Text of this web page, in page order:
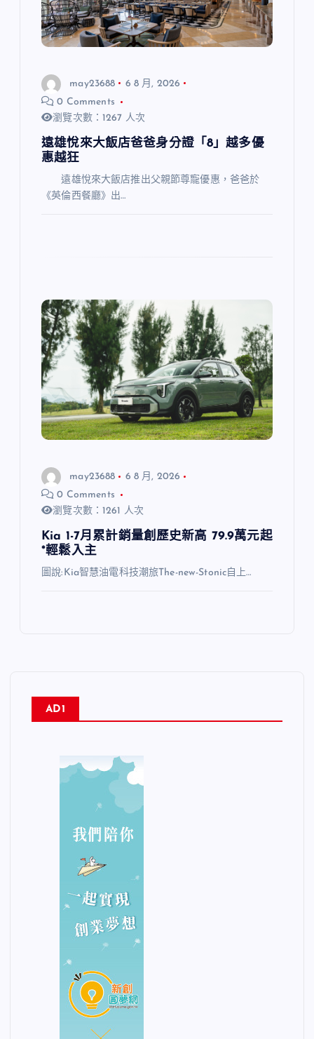
may23688
6 8 月, 2026
0 Comments
瀏覽次數：1267 人次
遠雄悅來大飯店爸爸身分證「8」越多優
惠越狂
遠雄悅來大飯店推出父親節尊寵優惠，爸爸於
《英倫西餐廳》出…
may23688
6 8 月, 2026
0 Comments
瀏覽次數：1261 人次
Kia 1-7月累計銷量創歷史新高 79.9萬元起
*輕鬆入主
圖說:Kia智慧油電科技潮旅The-new-Stonic自上…
AD1